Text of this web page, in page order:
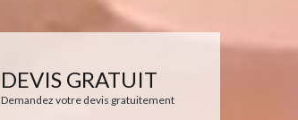
DEVIS GRATUIT
Demandez votre devis gratuitement